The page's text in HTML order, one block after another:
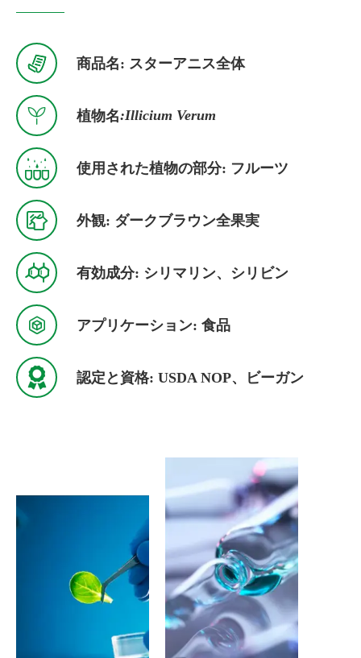
 商品名: スターアニス全体
 植物名:Illicium Verum
 使用された植物の部分: フルーツ
 外観: ダークブラウン全果実
 有効成分: シリマリン、シリビン
 アプリケーション: 食品
 認定と資格: USDA NOP、ビーガン